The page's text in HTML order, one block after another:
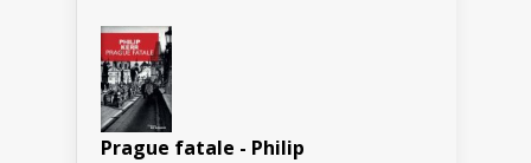
Prague fatale - Philip